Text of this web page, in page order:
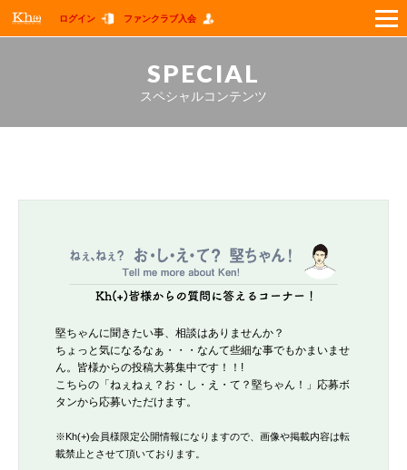
ログイン ファンクラブ入会
MEMBER NEWS
SPECIAL
LIVE
GUIDE
Q&A
CONTACT
SPECIAL
スペシャルコンテンツ
堅ちゃんに聞きたい事、相談はありませんか？
ちょっと気になるなぁ・・・なんて些細な事でもかまいませ
ん。皆様からの投稿大募集中です！！ !
こちらの「ねぇねぇ？お・し・え・て？堅ちゃん！」応募ボ
タンから応募いただけます。
※Kh(+)会員様限定公開情報になりますので、画像や掲載内容は転
載禁止とさせて頂いております。